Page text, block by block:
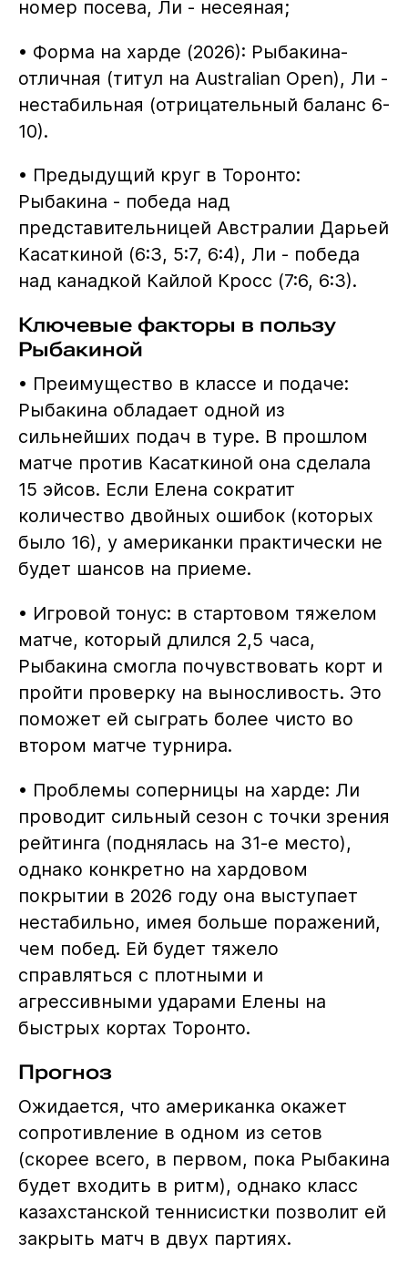
номер посева, Ли - несеяная;
• Форма на харде (2026): Рыбакина-
отличная (титул на Australian Open), Ли -
нестабильная (отрицательный баланс 6-
10).
• Предыдущий круг в Торонто:
Рыбакина - победа над
представительницей Австралии Дарьей
Касаткиной (6:3, 5:7, 6:4), Ли - победа
над канадкой Кайлой Кросс (7:6, 6:3).
Ключевые факторы в пользу
Рыбакиной
• Преимущество в классе и подаче:
Рыбакина обладает одной из
сильнейших подач в туре. В прошлом
матче против Касаткиной она сделала
15 эйсов. Если Елена сократит
количество двойных ошибок (которых
было 16), у американки практически не
будет шансов на приеме.
• Игровой тонус: в стартовом тяжелом
матче, который длился 2,5 часа,
Рыбакина смогла почувствовать корт и
пройти проверку на выносливость. Это
поможет ей сыграть более чисто во
втором матче турнира.
• Проблемы соперницы на харде: Ли
проводит сильный сезон с точки зрения
рейтинга (поднялась на 31-е место),
однако конкретно на хардовом
покрытии в 2026 году она выступает
нестабильно, имея больше поражений,
чем побед. Ей будет тяжело
справляться с плотными и
агрессивными ударами Елены на
быстрых кортах Торонто.
Прогноз
Ожидается, что американка окажет
сопротивление в одном из сетов
(скорее всего, в первом, пока Рыбакина
будет входить в ритм), однако класс
казахстанской теннисистки позволит ей
закрыть матч в двух партиях.